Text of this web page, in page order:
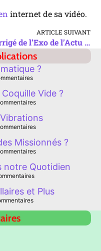
internet de sa vidéo.
ARTICLE SUIVANT
Corrigé de l’Exo de l’Actu du 15/06/2026
?
Coquille Vide ?
Missionnés ?
notre Quotidien
et Plus